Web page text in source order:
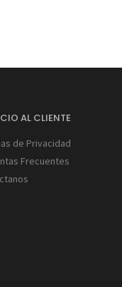
AL CLIENTE
de Privacidad
Frecuentes